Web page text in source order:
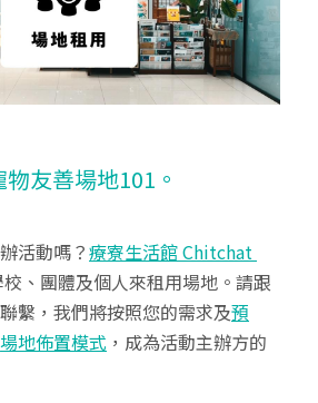
物友善場地101。
活動嗎？療寮生活館 Chitchat
、團體及個人來租用場地。請跟
繫，我們將按照您的需求及預
場地佈置模式 ，成為活動主辦方的